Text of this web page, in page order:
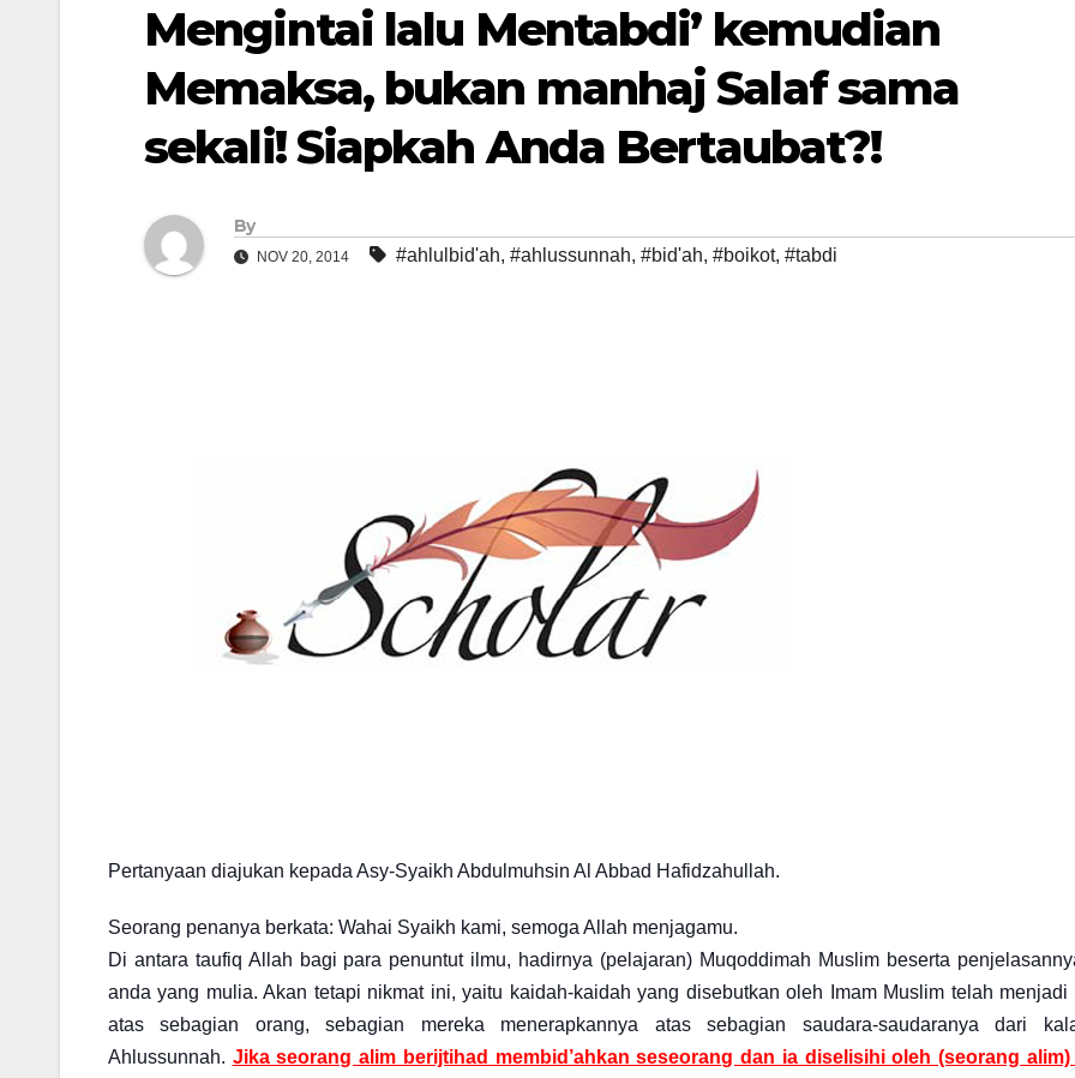
Mengintai lalu Mentabdi’ kemudian
Memaksa, bukan manhaj Salaf sama
sekali! Siapkah Anda Bertaubat?!
By
NOV 20, 2014 #ahlulbid'ah, #ahlussunnah, #bid'ah, #boikot, #tabdi
Pertanyaan diajukan kepada Asy-Syaikh Abdulmuhsin Al Abbad Hafidzahullah.
Seorang penanya berkata: Wahai Syaikh kami, semoga Allah menjagamu.
Di antara taufiq Allah bagi para penuntut ilmu, hadirnya (pelajaran) Muqoddimah Muslim beserta
anda yang mulia. Akan tetapi nikmat ini, yaitu kaidah-kaidah yang disebutkan oleh Imam Muslim telah menjadi
atas sebagian orang, sebagian mereka menerapkannya atas sebagian saudara-saudaranya dari
Ahlussunnah. Jika seorang alim berijtihad membid’ahkan seseorang dan ia diselisihi oleh (seorang